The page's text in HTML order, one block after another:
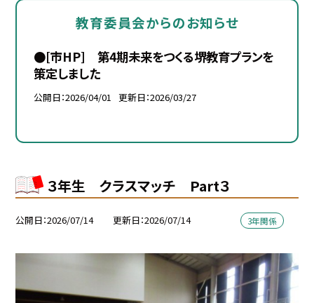
教育委員会からのお知らせ
●[市HP] 第4期未来をつくる堺教育プランを
策定しました
公開日 2026/04/01 更新日 2026/03/27
３年生 クラスマッチ Part３
公開日 2026/07/14 更新日 2026/07/14 3年関係